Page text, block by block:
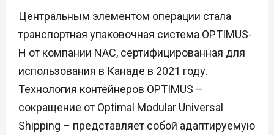
Центральным элементом операции стала
транспортная упаковочная система OPTIMUS-
H от компании NAC, сертифицированная для
использования в Канаде в 2021 году.
Технология контейнеров OPTIMUS –
сокращение от Optimal Modular Universal
Shipping – представляет собой адаптируемую